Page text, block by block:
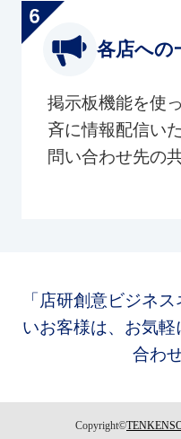
各店への
掲示板機能を使
斉に情報配信い
問い合わせ先の
「店研創意ビジネ
いお客様は、お気
合わ
Copyright©